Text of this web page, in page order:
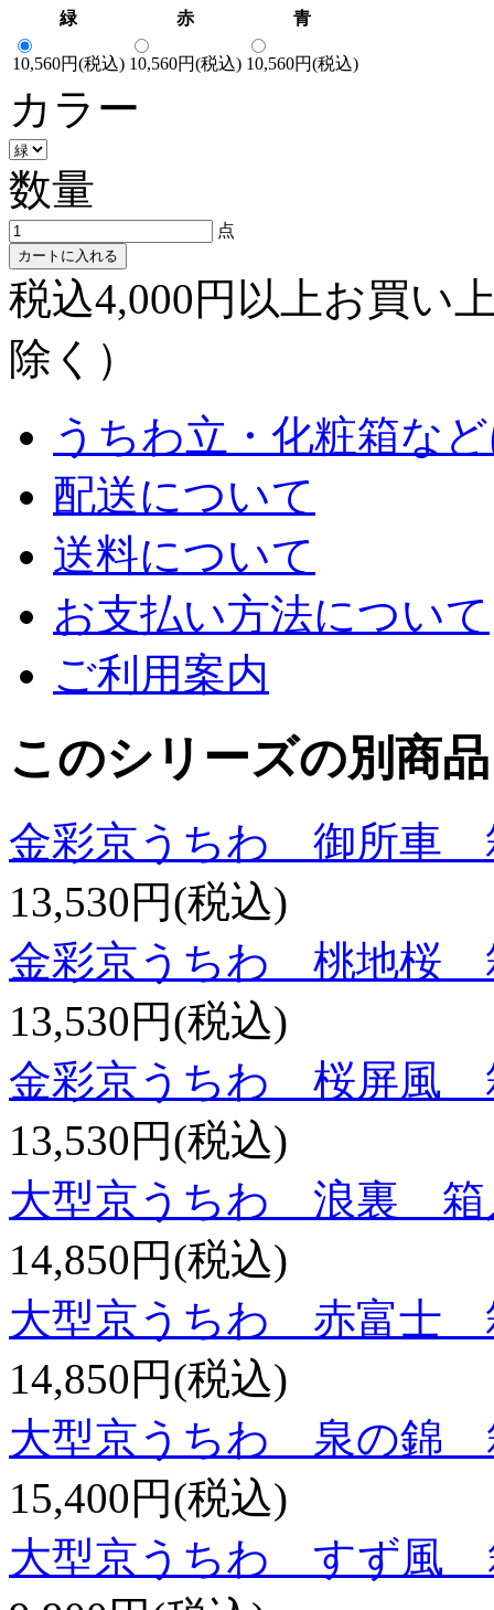
緑 赤 青
10,560円(税込) 10,560円(税込) 10,560円(税込)
カラー
数量
点
カートに入れる
税込4,000円以上お買い
除く）
うちわ立・化粧箱な
配送について
送料について
お支払い方法について
ご利用案内
このシリーズの別商品
金彩京うちわ 御所車
13,530円(税込)
金彩京うちわ 桃地桜
13,530円(税込)
金彩京うちわ 桜屏風
13,530円(税込)
大型京うちわ 浪裏
14,850円(税込)
大型京うちわ 赤富士
14,850円(税込)
大型京うちわ 泉の錦
15,400円(税込)
大型京うちわ すず風